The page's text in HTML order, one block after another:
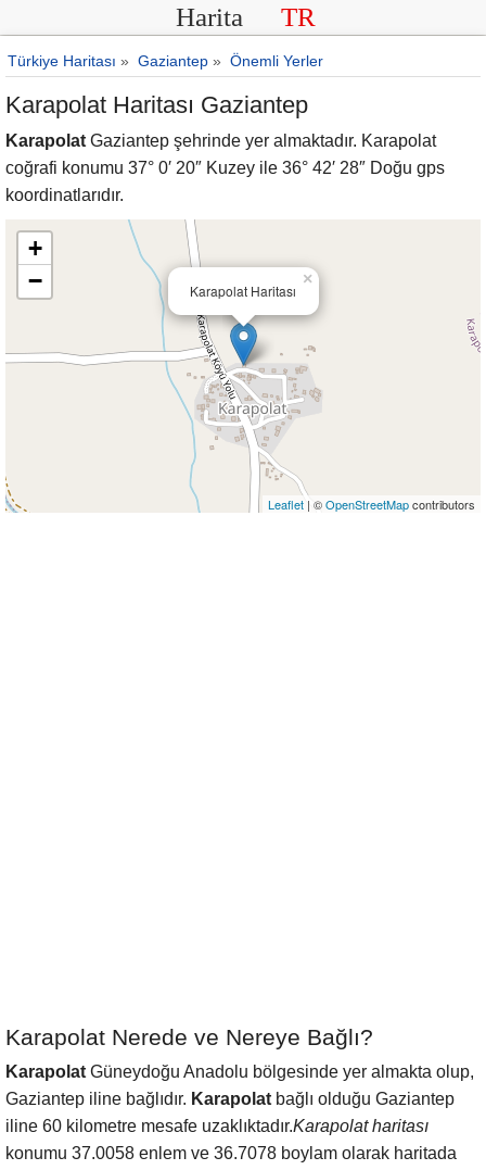
Harita TR
Türkiye Haritası » Gaziantep » Önemli Yerler
Karapolat Haritası Gaziantep
Karapolat Gaziantep şehrinde yer almaktadır. Karapolat
coğrafi konumu 37° 0′ 20″ Kuzey ile 36° 42′ 28″ Doğu gps
koordinatlarıdır.
Karapolat Haritası
×
+
−
Leaflet | ©OpenStreetMapcontributors
Karapolat Nerede ve Nereye Bağlı?
Karapolat Güneydoğu Anadolu bölgesinde yer almakta olup,
Gaziantep iline bağlıdır. Karapolat bağlı olduğu Gaziantep
iline 60 kilometre mesafe uzaklıktadır.Karapolat haritası
konumu 37.0058 enlem ve 36.7078 boylam olarak haritada